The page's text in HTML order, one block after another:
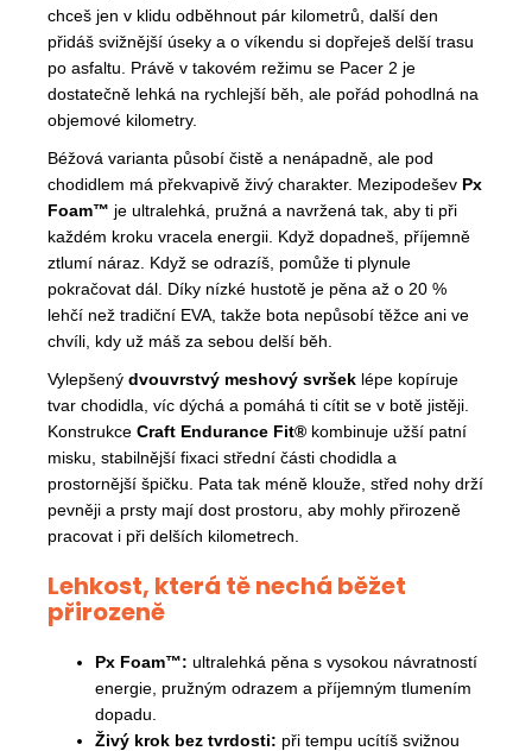
chceš jen v klidu odběhnout pár kilometrů, další den
přidáš svižnější úseky a o víkendu si dopřeješ delší trasu
po asfaltu. Právě v takovém režimu se Pacer 2 je
dostatečně lehká na rychlejší běh, ale pořád pohodlná na
objemové kilometry.
Béžová varianta působí čistě a nenápadně, ale pod
chodidlem má překvapivě živý charakter. Mezipodešev Px
Foam™ je ultralehká, pružná a navržená tak, aby ti při
každém kroku vracela energii. Když dopadneš, příjemně
ztlumí náraz. Když se odrazíš, pomůže ti plynule
pokračovat dál. Díky nízké hustotě je pěna až o 20 %
lehčí než tradiční EVA, takže bota nepůsobí těžce ani ve
chvíli, kdy už máš za sebou delší běh.
Vylepšený dvouvrstvý meshový svršek lépe kopíruje
tvar chodidla, víc dýchá a pomáhá ti cítit se v botě jistěji.
Konstrukce Craft Endurance Fit® kombinuje užší patní
misku, stabilnější fixaci střední části chodidla a
prostornější špičku. Pata tak méně klouže, střed nohy drží
pevněji a prsty mají dost prostoru, aby mohly přirozeně
pracovat i při delších kilometrech.
Lehkost, která tě nechá běžet
přirozeně
Px Foam™: ultralehká pěna s vysokou návratností
energie, pružným odrazem a příjemným tlumením
dopadu.
Živý krok bez tvrdosti: při tempu ucítíš svižnou